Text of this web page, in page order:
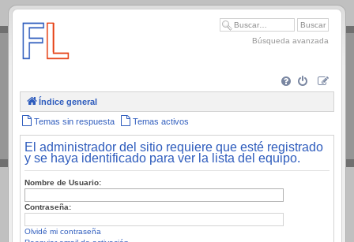
.
Búsqueda avanzada
Índice general
Temas sin respuesta Temas activos
El administrador del sitio requiere que esté registrado
y se haya identificado para ver la lista del equipo.
Nombre de Usuario:
Contraseña:
Olvidé mi contraseña